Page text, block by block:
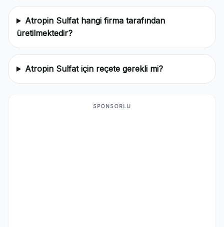
Atropin Sulfat hangi firma tarafından
üretilmektedir?
Atropin Sulfat için reçete gerekli mi?
SPONSORLU